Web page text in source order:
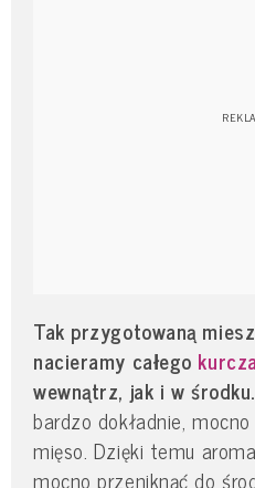
Tak przygotowaną
nacieramy całego
wewnątrz, jak i w
bardzo dokładnie,
mięso. Dzięki temu
mocno przeniknąć do